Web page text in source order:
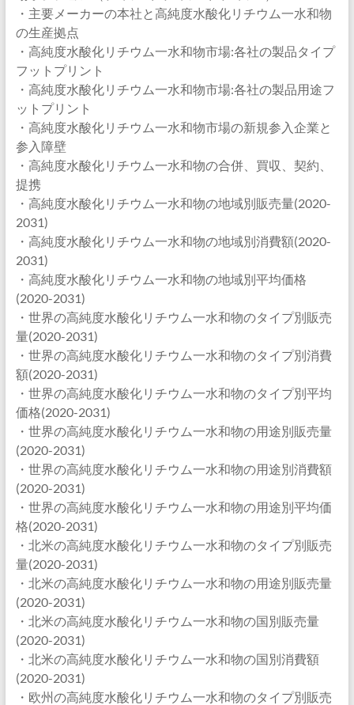
・主要メーカーの本社と高純度水酸化リチウム一水和物
の生産拠点
・高純度水酸化リチウム一水和物市場:各社の製品タイプ
フットプリント
・高純度水酸化リチウム一水和物市場:各社の製品用途フ
ットプリント
・高純度水酸化リチウム一水和物市場の新規参入企業と
参入障壁
・高純度水酸化リチウム一水和物の合併、買収、契約、
提携
・高純度水酸化リチウム一水和物の地域別販売量(2020-
2031)
・高純度水酸化リチウム一水和物の地域別消費額(2020-
2031)
・高純度水酸化リチウム一水和物の地域別平均価格
(2020-2031)
・世界の高純度水酸化リチウム一水和物のタイプ別販売
量(2020-2031)
・世界の高純度水酸化リチウム一水和物のタイプ別消費
額(2020-2031)
・世界の高純度水酸化リチウム一水和物のタイプ別平均
価格(2020-2031)
・世界の高純度水酸化リチウム一水和物の用途別販売量
(2020-2031)
・世界の高純度水酸化リチウム一水和物の用途別消費額
(2020-2031)
・世界の高純度水酸化リチウム一水和物の用途別平均価
格(2020-2031)
・北米の高純度水酸化リチウム一水和物のタイプ別販売
量(2020-2031)
・北米の高純度水酸化リチウム一水和物の用途別販売量
(2020-2031)
・北米の高純度水酸化リチウム一水和物の国別販売量
(2020-2031)
・北米の高純度水酸化リチウム一水和物の国別消費額
(2020-2031)
・欧州の高純度水酸化リチウム一水和物のタイプ別販売